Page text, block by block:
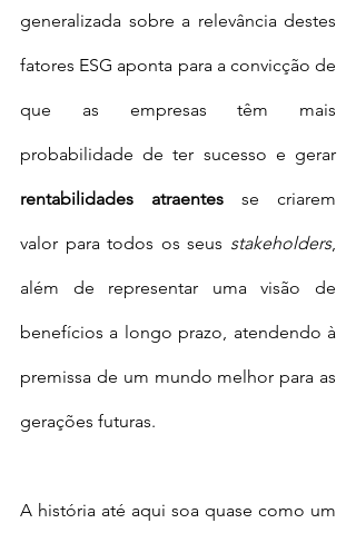
generalizada sobre a relevância destes
fatores ESG aponta para a convicção de
que as empresas têm mais
rentabilidades atraentes se criarem
valor para todos os seus stakeholders,
além de representar uma visão de
benefícios a longo prazo, atendendo à
premissa de um mundo melhor para as
gerações futuras.
A história até aqui soa quase como um